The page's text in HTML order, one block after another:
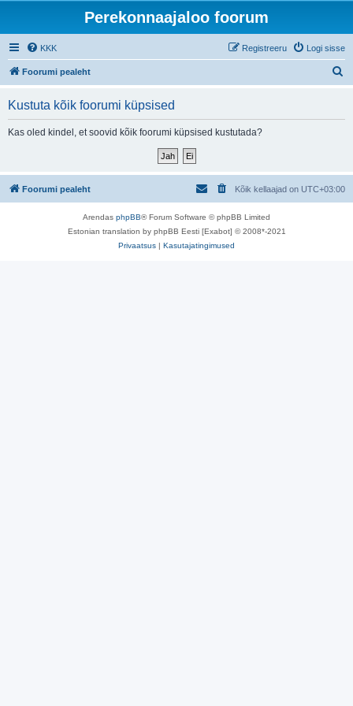
Perekonnaajaloo foorum
KKK Logi sisse
Registreeru
Foorumi pealeht
Kustuta kõik foorumi küpsised
Kas oled kindel, et soovid kõik foorumi küpsised kustutada?
Foorumi pealeht Kõik kellaajad on UTC+03:00
Arendas phpBB® Forum Software © phpBB Limited
Estonian translation by phpBB Eesti [Exabot] © 2008*-2021
Privaatsus | Kasutajatingimused